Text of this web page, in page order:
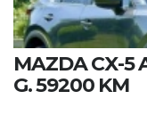
MAZDA CX-5
G. 59200 KM